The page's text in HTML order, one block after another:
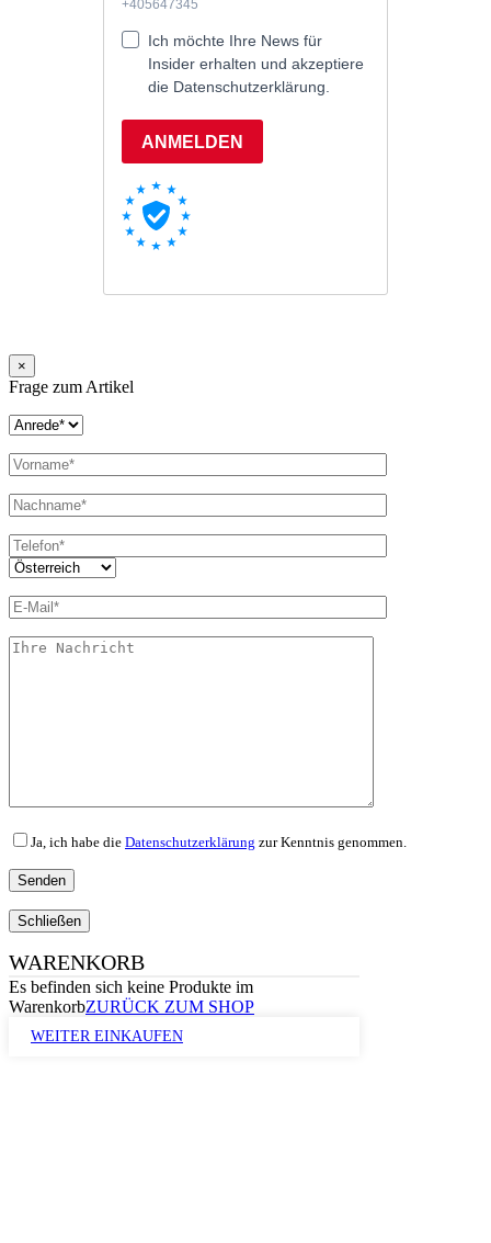
×
Frage zum Artikel
Ja, ich habe die Datenschutzerklärung zur Kenntnis genommen.
Schließen
WARENKORB
Es befinden sich keine Produkte im
WarenkorbZURÜCK ZUM SHOP
WEITER EINKAUFEN